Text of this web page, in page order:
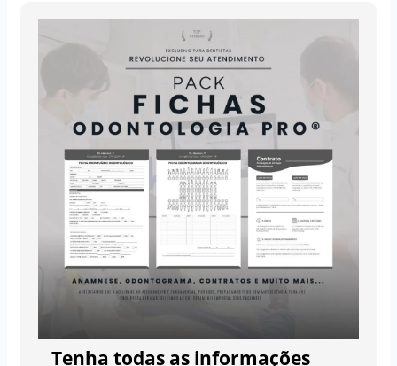
Tenha todas as informações